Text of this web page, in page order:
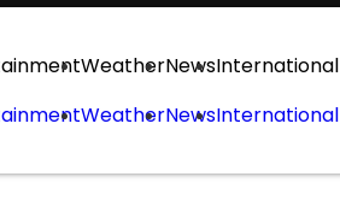
WeatherNewsInternational
WeatherNewsInternational